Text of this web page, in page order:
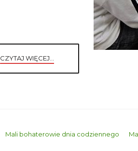
CZYTAJ WIĘCEJ...
Mali bohaterowie dnia codziennego